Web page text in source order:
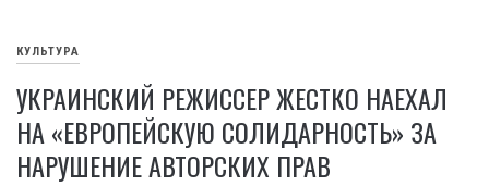
КУЛЬТУРА
УКРАИНСКИЙ РЕЖИССЕР ЖЕСТКО НАЕХАЛ
НА «ЕВРОПЕЙСКУЮ СОЛИДАРНОСТЬ» ЗА
НАРУШЕНИЕ АВТОРСКИХ ПРАВ